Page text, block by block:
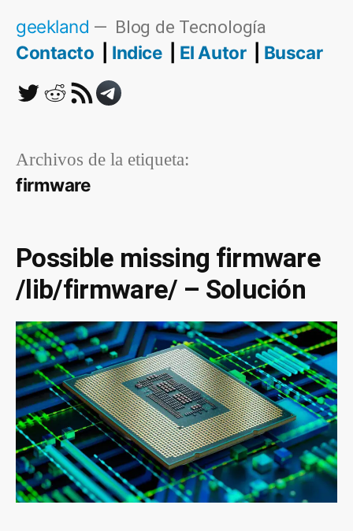
geekland Blog de Tecnología
Contacto Indice El Autor Buscar
TwitterReddit
RSSTelegram
Archivos de la etiqueta:
firmware
Possible missing firmware
/lib/firmware/ – Solución